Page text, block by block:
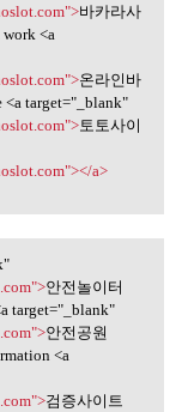
바카라사
<a
온라인바
<a target="_blank"
토토사이
a>
안전놀이터
target="_blank"
안전공원
<a
검증사이트